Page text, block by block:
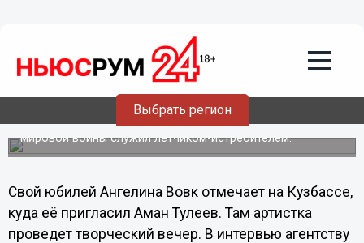
Выбрать регион
Телеведущая Ангелина Вовк отмечает
70-летие
Народная артистка России Ангелина Михайловна Вовк
родилась 16 сентября 1942 года в городе Тулун
Иркутской области, где ее отец во время Второй
мировой войны служил летчиком-истребителем.
Свой юбилей Ангелина Вовк отмечает на Кузбассе,
куда её пригласил Аман Тулеев. Там артистка
проведет творческий вечер. В интервью агентству